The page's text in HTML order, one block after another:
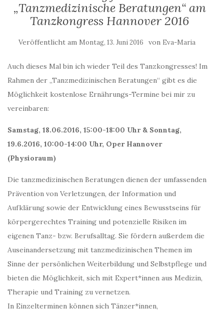
„Tanzmedizinische Beratungen“ am
Tanzkongress Hannover 2016
Veröffentlicht am Montag, 13. Juni 2016 von Eva-Maria
Auch dieses Mal bin ich wieder Teil des Tanzkongresses! Im
Rahmen der „Tanzmedizinischen Beratungen“ gibt es die
Möglichkeit kostenlose Ernährungs-Termine bei mir zu
vereinbaren:
Samstag, 18.06.2016, 15:00-18:00 Uhr & Sonntag,
19.6.2016, 10:00-14:00 Uhr, Oper Hannover
(Physioraum)
Die tanzmedizinischen Beratungen dienen der umfassenden
Prävention von Verletzungen, der Information und
Aufklärung sowie der Entwicklung eines Bewusstseins für
körpergerechtes Training und potenzielle Risiken im
eigenen Tanz- bzw. Berufsalltag. Sie fördern außerdem die
Auseinandersetzung mit tanzmedizinischen Themen im
Sinne der persönlichen Weiterbildung und Selbstpflege und
bieten die Möglichkeit, sich mit Expert*innen aus Medizin,
Therapie und Training zu vernetzen.
In Einzelterminen können sich Tänzer*innen,